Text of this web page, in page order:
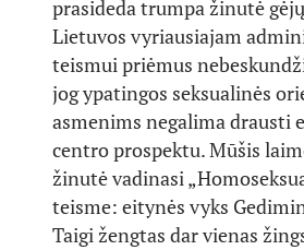
prasideda trumpa žinutė
Lietuvos vyriausiajam
teismui priėmus
jog ypatingos seksualinės
asmenims negalima drausti
centro prospektu. Mūšis
žinutė vadinasi
teisme: eitynės vyks
Taigi žengtas dar vienas